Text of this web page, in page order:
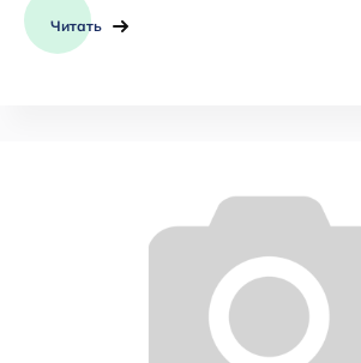
Читать